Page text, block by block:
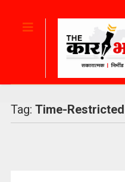
Tag: Time-